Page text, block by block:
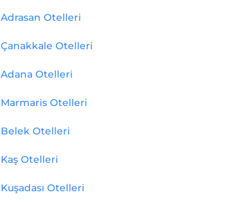
Adrasan Otelleri
Çanakkale Otelleri
Adana Otelleri
Marmaris Otelleri
Belek Otelleri
Kaş Otelleri
Kuşadası Otelleri